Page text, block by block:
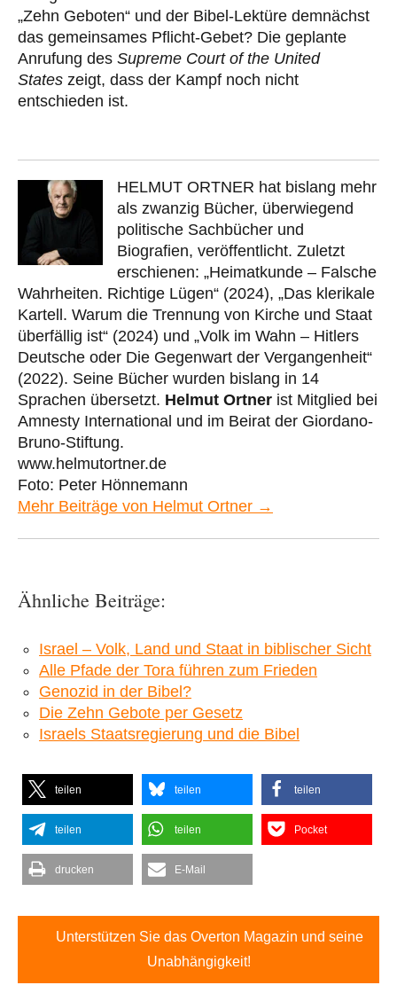
„Zehn Geboten“ und der Bibel-Lektüre demnächst
das gemeinsames Pflicht-Gebet? Die geplante
Anrufung des Supreme Court of the United
States zeigt, dass der Kampf noch nicht
entschieden ist.
HELMUT ORTNER hat bislang mehr
als zwanzig Bücher, überwiegend
politische Sachbücher und
Biografien, veröffentlicht. Zuletzt
erschienen: „Heimatkunde – Falsche
Wahrheiten. Richtige Lügen“ (2024), „Das klerikale
Kartell. Warum die Trennung von Kirche und Staat
überfällig ist“ (2024) und „Volk im Wahn – Hitlers
Deutsche oder Die Gegenwart der Vergangenheit“
(2022). Seine Bücher wurden bislang in 14
Sprachen übersetzt. Helmut Ortner ist Mitglied bei
Amnesty International und im Beirat der Giordano-
Bruno-Stiftung.
www.helmutortner.de
Foto: Peter Hönnemann
Mehr Beiträge von Helmut Ortner →
Ähnliche Beiträge:
Israel – Volk, Land und Staat in biblischer Sicht
Alle Pfade der Tora führen zum Frieden
Genozid in der Bibel?
Die Zehn Gebote per Gesetz
Israels Staatsregierung und die Bibel
teilen teilen teilen
teilen teilen Pocket
drucken E-Mail
Unterstützen Sie das Overton Magazin und seine
Unabhängigkeit!